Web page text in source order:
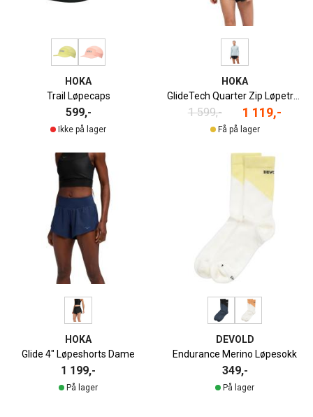
HOKA
Trail Løpecaps
599,-
Ikke på lager
HOKA
1 599,- 1 119,-
Få på lager
HOKA
Glide 4" Løpeshorts Dame
1 199,-
På lager
DEVOLD
Endurance Merino Løpesokk
349,-
På lager